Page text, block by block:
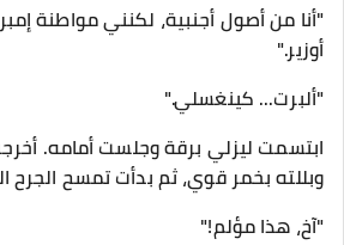
"أنا من أصول أجنبية، لكنني مواطنة
أوزير."
"ألبرت... كينغسلي."
​ابتسمت ليزلي برقة وجلست أمامه.
وبللته بخمر قوي، ثم بدأت تمسح
​"آخ، هذا مؤلم!"